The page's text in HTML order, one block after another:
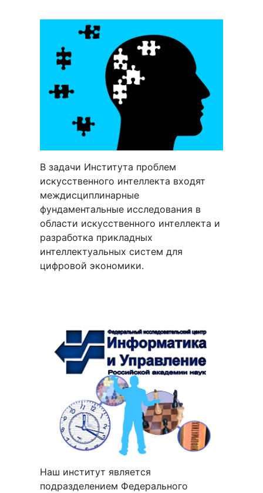
В задачи Института проблем
искусственного интеллекта входят
междисциплинарные
фундаментальные исследования в
области искусственного интеллекта и
разработка прикладных
интеллектуальных систем для
цифровой экономики.
Наш институт является
подразделением Федерального